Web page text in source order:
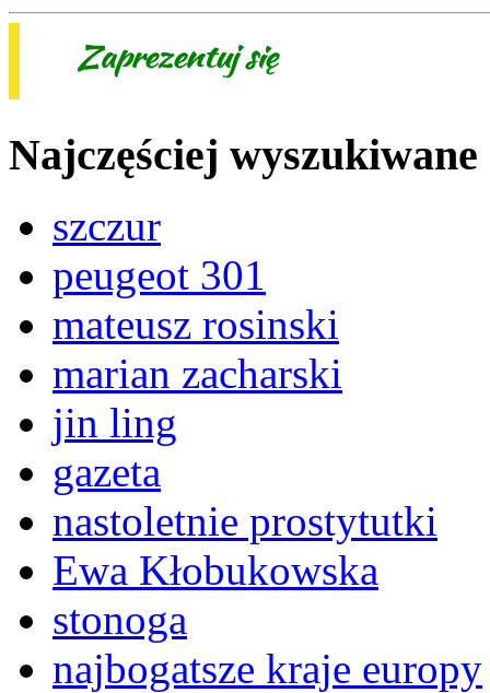
Najczęściej wyszukiwane
szczur
peugeot 301
mateusz rosinski
marian zacharski
jin ling
gazeta
nastoletnie prostytutki
Ewa Kłobukowska
stonoga
najbogatsze kraje europy